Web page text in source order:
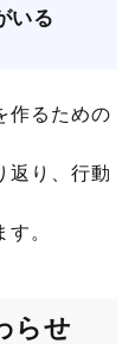
いる
作るための
返り、行動
。
らせ